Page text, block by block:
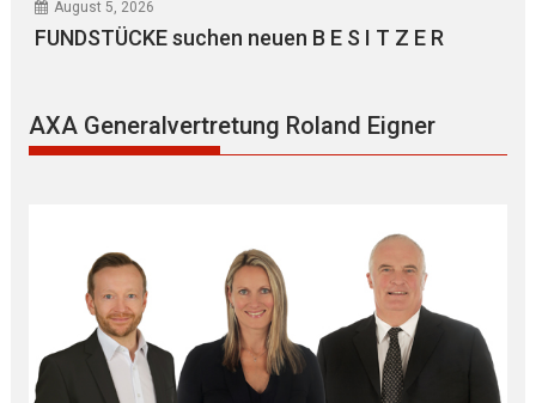
August 5, 2026
FUNDSTÜCKE suchen neuen B E S I T Z E R
AXA Generalvertretung Roland Eigner